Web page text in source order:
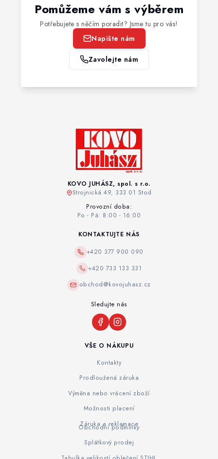
Pomůžeme vám s výběrem
Potřebujete s něčím poradit? Jsme tu pro vás!
Napište nám
Zavolejte nám
KOVO JUHÁSZ, spol. s r.o.
Strojnická 49, 333 01 Stod
Provozní doba:
Po - Pá: 8:00 - 16:00
VŠE O NÁKUPU
Kontakty
Prodloužená záruka
Výměna nebo vrácení zboží
Možnosti placení
Záruka a reklamace
Obchodní podmínky
Splátkový prodej
KONTAKTUJTE NÁS
+420 377 900 090
+420 733 133 331
obchod@kovojuhasz.cz
Sledujte nás